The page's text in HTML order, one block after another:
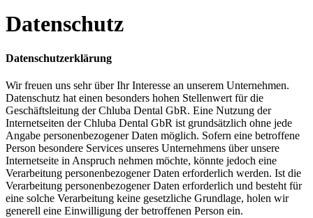
Datenschutz
Datenschutzerklärung
Wir freuen uns sehr über Ihr Interesse an unserem Unternehmen.
Datenschutz hat einen besonders hohen Stellenwert für die
Geschäftsleitung der Chluba Dental GbR. Eine Nutzung der
Internetseiten der Chluba Dental GbR ist grundsätzlich ohne jede
Angabe personenbezogener Daten möglich. Sofern eine betroffene
Person besondere Services unseres Unternehmens über unsere
Internetseite in Anspruch nehmen möchte, könnte jedoch eine
Verarbeitung personenbezogener Daten erforderlich werden. Ist die
Verarbeitung personenbezogener Daten erforderlich und besteht für
eine solche Verarbeitung keine gesetzliche Grundlage, holen wir
generell eine Einwilligung der betroffenen Person ein.